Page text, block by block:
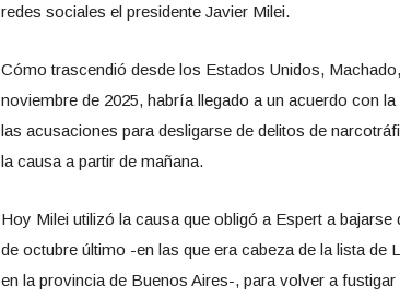
redes sociales el presidente Javier Milei.
Cómo trascendió desde los Estados Unidos,
noviembre de 2025, habría llegado a un acuerdo con
las acusaciones para desligarse de delitos de
la causa a partir de mañana.
Hoy Milei utilizó la causa que obligó a Espert a
de octubre último -en las que era cabeza de la lista de
en la provincia de Buenos Aires-, para volver a